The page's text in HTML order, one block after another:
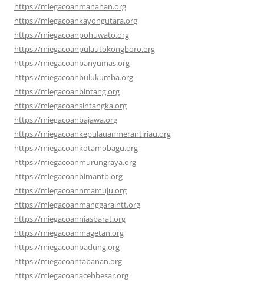
https://miegacoanmanahan.org
https://miegacoankayongutara.org
https://miegacoanpohuwato.org
https://miegacoanpulautokongboro.org
https://miegacoanbanyumas.org
https://miegacoanbulukumba.org
https://miegacoanbintang.org
https://miegacoansintangka.org
https://miegacoanbajawa.org
https://miegacoankepulauanmerantiriau.org
https://miegacoankotamobagu.org
https://miegacoanmurungraya.org
https://miegacoanbimantb.org
https://miegacoannmamuju.org
https://miegacoanmanggaraintt.org
https://miegacoanniasbarat.org
https://miegacoanmagetan.org
https://miegacoanbadung.org
https://miegacoantabanan.org
https://miegacoanacehbesar.org